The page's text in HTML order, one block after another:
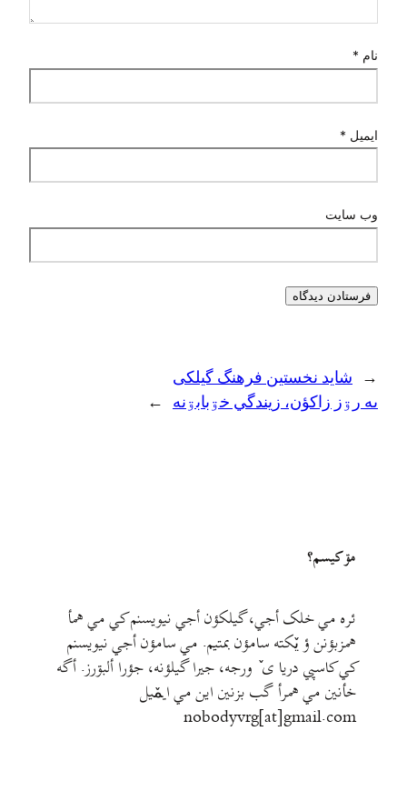
نام *
ایمیل *
وب‌ سایت
←
شاید نخستین فرهنگ گیلکی
ىه رۊز زاکؤن، زيندگي خۊبابۊنه
→
مۊ کيسم؟
ئره مي خلک أجي، گيلکؤن أجي نيويسنم کي مي همأ
همزبؤنن ؤ يٚکته سامؤن بمتيم. مي سامؤن أجي نيويسنم
کي کاسپي دريا ی ٚ ورجه، جيرا گيلؤنه، جؤرا ألبۊرز. أگه
خأنين مي همرأ گب بزنين اين مي ايمٚیل‌ ‌
nobodyvrg[at]gmail.com